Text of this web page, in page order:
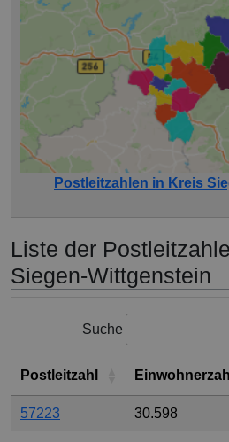
Postleitzahlen in Kreis
Liste der
Siegen-Wittgenstein
Suche
Postleitzahl Einwohnerzahl
57223 30.598